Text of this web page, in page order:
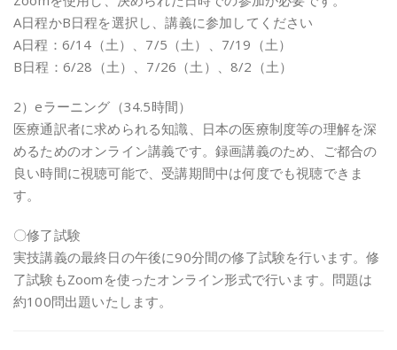
A日程かB日程を選択し、講義に参加してください
A日程：6/14（土）、7/5（土）、7/19（土）
B日程：6/28（土）、7/26（土）、8/2（土）
2）eラーニング（34.5時間）
医療通訳者に求められる知識、日本の医療制度等の理解を深
めるためのオンライン講義です。録画講義のため、ご都合の
良い時間に視聴可能で、受講期間中は何度でも視聴できま
す。
〇修了試験
実技講義の最終日の午後に90分間の修了試験を行います。修
了試験もZoomを使ったオンライン形式で行います。問題は
約100問出題いたします。